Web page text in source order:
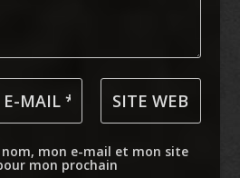
mon e-mail et mon site
mon prochain